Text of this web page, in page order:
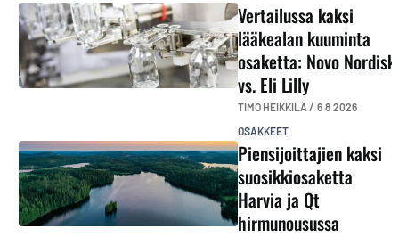
Vertailussa kaksi
lääkealan kuuminta
osaketta: Novo Nordisk
vs. Eli Lilly
TIMO HEIKKILÄ / 6.8.2026
OSAKKEET
Piensijoittajien kaksi
suosikkiosaketta
Harvia ja Qt
hirmunousussa